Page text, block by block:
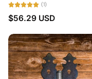
(1)
$56.29 USD